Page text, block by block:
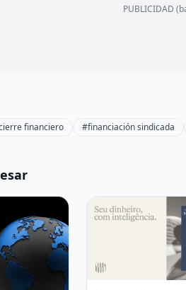
PUBLICIDAD
financiero #financiación sindicada